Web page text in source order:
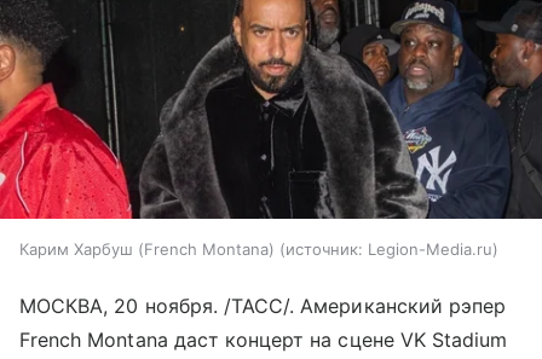
Карим Харбуш (French Montana) источник: Legion-Media.ru
МОСКВА, 20 ноября. /ТАСС/. Американский рэпер
French Montana даст концерт на сцене VK Stadium